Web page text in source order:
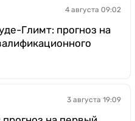
4 августа 09:02
Глимт: прогноз на
3 августа 19:09